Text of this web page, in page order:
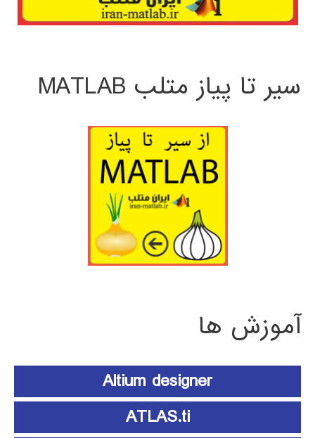
سیر تا پیاز متلب MATLAB
آموزش ها
Altium designer
ATLAS.ti